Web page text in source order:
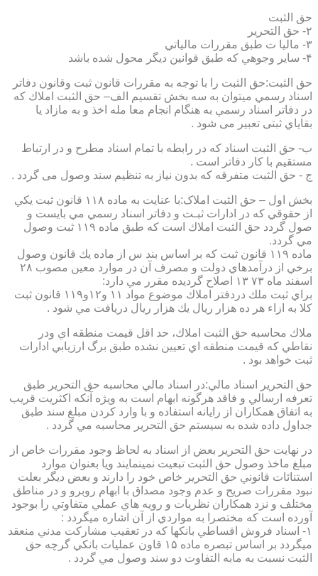
حق الثبت
۲- حق التحرير
۳- ماليا ت طبق مقررات مالياتي
۴- ساير وجوهي كه طبق قوانين ديگر محول شده باشد
حق الثبت:حق الثبت را با توجه به مقررات قانون ثبت وقانون دفاتر
اسناد رسمي ميتوان به سه بخش تقسيم الف– حق الثبت املاك كه
در دفاتر اسناد رسمي به هنگام انجام معا مله اخذ و به مازاد يا
بقاياي ثبتی تعبیر می شود .
ب- حق الثبت اسناد كه در رابطه با تمام اسناد مطرح و در ارتباط
مستقيم با كار دفاتر است .
ج - حق الثبت متفرقه كه بدون نياز به تنظیم سند وصول می گردد .
بخش اول – حق الثبت املاک:با عنايت به ماده ۱۱۸ قانون ثبت يكي
از حقوقي كه در ادارات ثبـت و دفاتر اسناد رسمي مي بايست و
صول گردد حق الثبت املاك است كه طبق ماده ۱۱۹ ثبت وصول
مي گردد.
ماده ۱۱۹ قانون ثبت كه بر اساس بند س از ماده يك قانون وصول
برخي از درآمدهاي دولت و مصرف آن در موارد معين مصوب ۲۸
اسفند ماه ۷۳ ۱۳ اصلاح گرديده مقرر مي دارد:
براي ثبت ملك دردفتر املاك موضوع مواد ۱۱ و۱۲و۱۱۹ قانون ثبت
كلا به ازاء هر ده هزار ريال يك هزار ريال دريافت مي شود .
ملاك محاسبه حق الثبت املاك، حد اقل قيمت منطقه اي ودر
نقاطي كه قيمت منطقه اي تعيين نشده طبق برگ ارزيابي ادارات
ثبت خواهد بود .
حق التحرير اسناد مالي:در اسناد مالي محاسبه حق التحرير طبق
تعرفه ارسالي و فاقد هرگونه ابهام است به ويژه آنكه اكثريت قريب
به اتفاق همكاران از رايانه استفاده و با وارد كردن مبلغ سند طبق
جداول داده شده به سيستم حق التحرير محاسبه مي گردد .
در نهايت حق التحرير بعض از اسناد به لحاظ وجود مقررات خاص از
مبلغ ماخذ وصول حق الثبت تبعيت نمينمايند ويا بعنوان موارد
استنائات قانوني حق التحرير خاص خود را دارند و بعض ديگر بعلت
نبود مقررات صريح و عدم وجود مصداق با ابهام روبرو و در مناطق
مختلف و نزد همكاران نظريات و رويه هاي عملي متفاوتي را بوجود
آورده است كه مختصرا به مواردي از آن اشاره ميگردد :
۱- اسناد فروش اقساطي بانكها كه در تعقيب مشاركت مدني منعقد
ميگردد بر اساس تبصره ماده ۱۵ قاون عمليات بانكي گرچه حق
الثبت نسبت به مابه التفاوت دو سند وصول مي گردد .